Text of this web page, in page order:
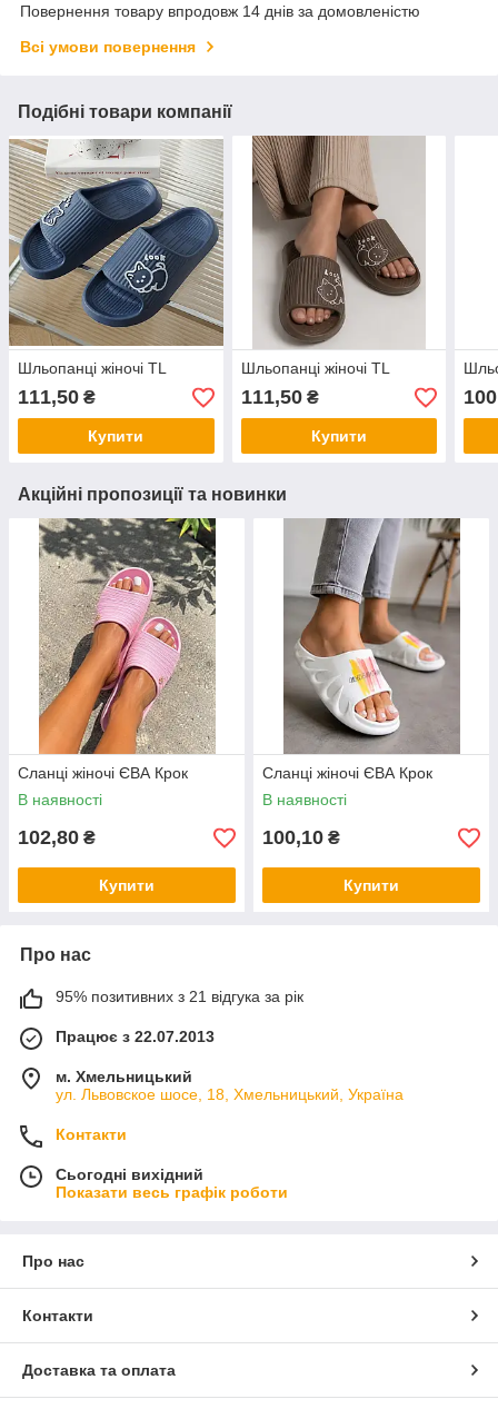
Повернення товару впродовж 14 днів за домовленістю
Всі умови повернення
Подібні товари компанії
Шльопанці жіночі TL
111,50 ₴
Купити
Шльопанці жіночі TL
111,50₴
Купити
Акційні пропозиції та новинки
Сланці жіночі ЄВА Крок
В наявності
102,80 ₴
Купити
Сланці жіночі ЄВА Крок
В наявності
100,10 ₴
Купити
Про нас
95% позитивних з 21 відгука за рік
Працює з 22.07.2013
м. Хмельницький
ул. Львовское шосе, 18, Хмельницький, Україна
Контакти
Сьогодні вихідний
Показати весь графік роботи
Про нас
Контакти
Доставка та оплата